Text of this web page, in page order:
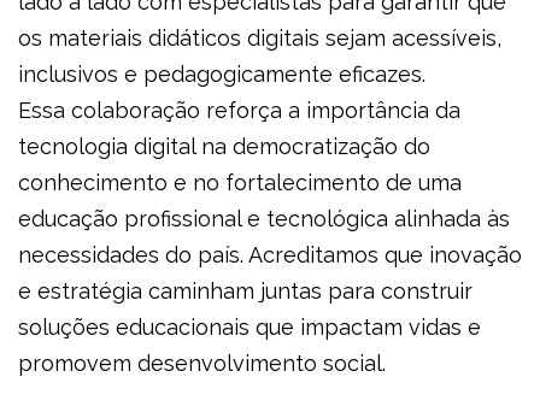
os materiais didáticos digitais sejam acessíveis,
inclusivos e pedagogicamente eficazes.
Essa colaboração reforça a importância da
tecnologia digital na democratização do
conhecimento e no fortalecimento de uma
educação profissional e tecnológica alinhada às
necessidades do país. Acreditamos que inovação
e estratégia caminham juntas para construir
soluções educacionais que impactam vidas e
promovem desenvolvimento social.